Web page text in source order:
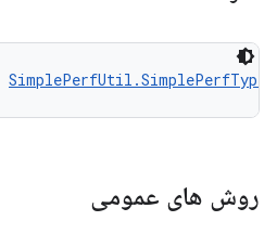
SimplePerfUtil.SimplePerfType
روش های عمومی